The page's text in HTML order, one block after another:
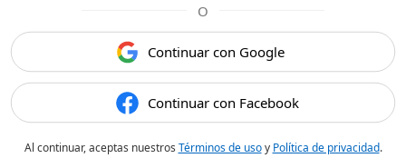
O
Continuar con Google
Continuar con Facebook
Al continuar, aceptas nuestros Términos de usoy Política de privacidad.